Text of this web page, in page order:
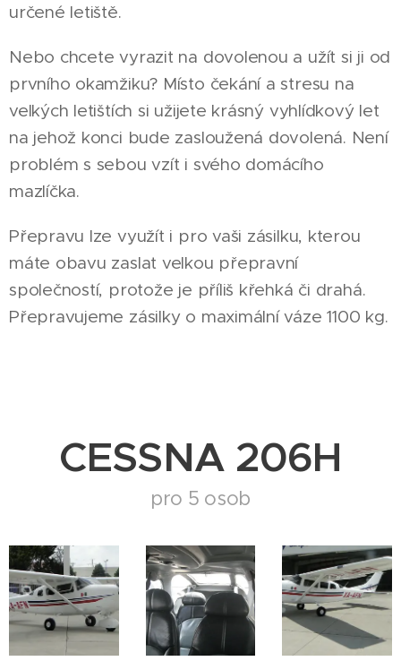
určené letiště.
Nebo chcete vyrazit na dovolenou a užít si ji od
prvního okamžiku? Místo čekání a stresu na
velkých letištích si užijete krásný vyhlídkový let
na jehož konci bude zasloužená dovolená. Není
problém s sebou vzít i svého domácího
mazlíčka.
Přepravu lze využít i pro vaši zásilku, kterou
máte obavu zaslat velkou přepravní
společností, protože je příliš křehká či drahá.
Přepravujeme zásilky o maximální váze 1100 kg.
CESSNA 206H
pro 5 osob